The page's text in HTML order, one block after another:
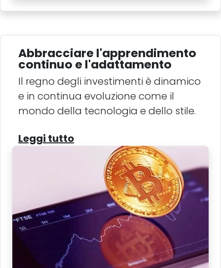
Abbracciare l'apprendimento
continuo e l'adattamento
Il regno degli investimenti è dinamico
e in continua evoluzione come il
mondo della tecnologia e dello stile.
Leggi tutto